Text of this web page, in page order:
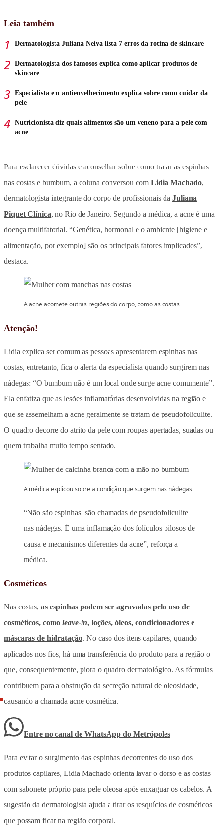
Leia também
Dermatologista Juliana Neiva lista 7 erros da rotina de skincare
Dermatologista dos famosos explica como aplicar produtos de
skincare
Especialista em antienvelhecimento explica sobre como cuidar da
pele
Nutricionista diz quais alimentos são um veneno para a pele com
acne
Para esclarecer dúvidas e aconselhar sobre como tratar as espinhas
nas costas e bumbum, a coluna conversou com Lidia Machado,
dermatologista integrante do corpo de profissionais da Juliana
Piquet Clínica, no Rio de Janeiro. Segundo a médica, a acne é uma
doença multifatorial. “Genética, hormonal e o ambiente [higiene e
alimentação, por exemplo] são os principais fatores implicados”,
destaca.
A acne acomete outras regiões do corpo, como as costas
Atenção!
Lidia explica ser comum as pessoas apresentarem espinhas nas
costas, entretanto, fica o alerta da especialista quando surgirem nas
nádegas: “O bumbum não é um local onde surge acne comumente”.
Ela enfatiza que as lesões inflamatórias desenvolvidas na região e
que se assemelham a acne geralmente se tratam de pseudofoliculite.
O quadro decorre do atrito da pele com roupas apertadas, suadas ou
quem trabalha muito tempo sentado.
A médica explicou sobre a condição que surgem nas nádegas
“Não são espinhas, são chamadas de pseudofoliculite
nas nádegas. É uma inflamação dos folículos pilosos de
causa e mecanismos diferentes da acne”, reforça a
médica.
Cosméticos
Nas costas, as espinhas podem ser agravadas pelo uso de
cosméticos, como leave-in, loções, óleos, condicionadores e
máscaras de hidratação. No caso dos itens capilares, quando
aplicados nos fios, há uma transferência do produto para a região o
que, consequentemente, piora o quadro dermatológico. As fórmulas
contribuem para a obstrução da secreção natural de oleosidade,
causando a chamada acne cosmética.
Entre no canal de WhatsApp do Metrópoles
Para evitar o surgimento das espinhas decorrentes do uso dos
produtos capilares, Lidia Machado orienta lavar o dorso e as costas
com sabonete próprio para pele oleosa após enxaguar os cabelos. A
sugestão da dermatologista ajuda a tirar os resquícios de cosméticos
que possam ficar na região corporal.